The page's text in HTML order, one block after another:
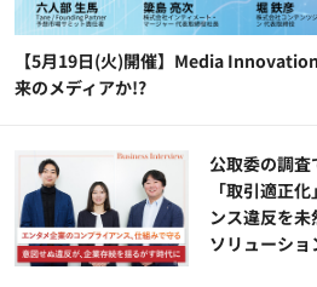
【5月19日(火)開催】Media
来のメディアか!?
公​​取委の調査
「取引適正
ンス違反を
ソリューショ